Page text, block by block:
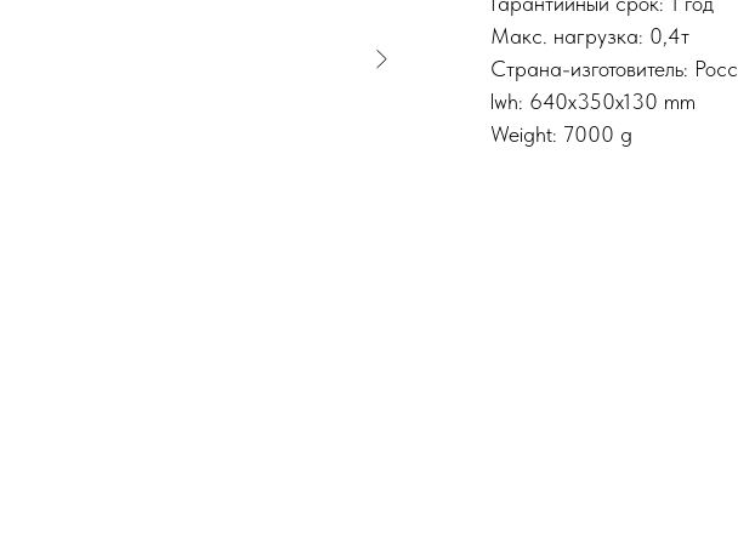
Макс. нагрузка: 0,4т
Страна-изготовитель:
lwh: 640x350x130 mm
Weight: 7000 g